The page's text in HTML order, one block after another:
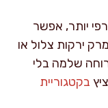
יותר, אפשר
ירקות צלול או
שלמה בלי
בקטגוריית